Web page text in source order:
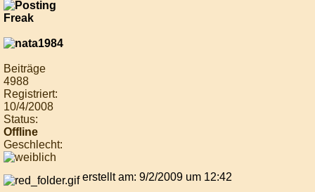
Beiträge
4988
Registriert:
10/4/2008
Status:
Offline
Geschlecht:
erstellt am: 9/2/2009 um 12:42